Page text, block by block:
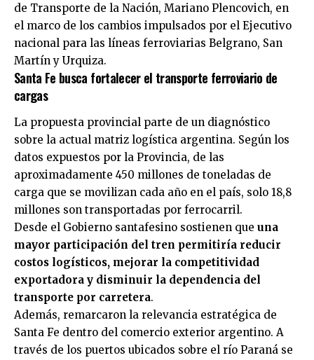
de Transporte de la Nación, Mariano Plencovich, en
el marco de los cambios impulsados por el Ejecutivo
nacional para las líneas ferroviarias Belgrano, San
Martín y Urquiza.
Santa Fe busca fortalecer el transporte ferroviario de
cargas
La propuesta provincial parte de un diagnóstico
sobre la actual matriz logística argentina. Según los
datos expuestos por la Provincia, de las
aproximadamente 450 millones de toneladas de
carga que se movilizan cada año en el país, solo 18,8
millones son transportadas por ferrocarril.
Desde el Gobierno santafesino sostienen que una
mayor participación del tren permitiría reducir
costos logísticos, mejorar la competitividad
exportadora y disminuir la dependencia del
transporte por carretera.
Además, remarcaron la relevancia estratégica de
Santa Fe dentro del comercio exterior argentino. A
través de los puertos ubicados sobre el río Paraná se